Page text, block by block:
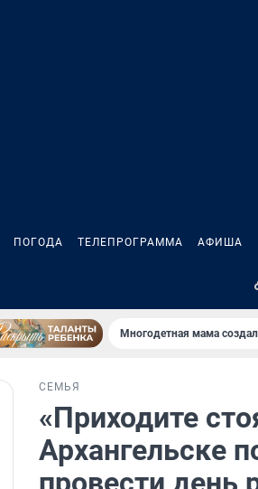
ПОГОДА ТЕЛЕПРОГРАММА АФИША
Многодетная мама
СЕМЬЯ
«Приходите
Архангельске